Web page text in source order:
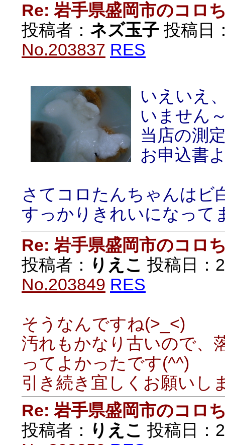
Re: 岩手県盛岡市のコロ
投稿者： ネズ玉子 投稿日
No.203837 RES
いえいえ
いません
当店の測
お申込書
さてコロたんちゃんはビ
すっかりきれいになって
Re: 岩手県盛岡市のコロ
投稿者： りえこ 投稿日：
No.203849 RES
そうなんですね(>_<)
汚れもかなり古いので、
ってよかったです(^^)
引き続き宜しくお願いし
Re: 岩手県盛岡市のコロ
投稿者： りえこ 投稿日：